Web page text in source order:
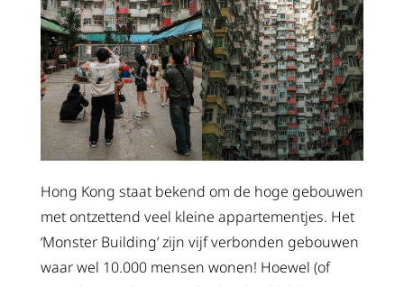
Hong Kong staat bekend om de hoge gebouwen
met ontzettend veel kleine appartementjes. Het
‘Monster Building’ zijn vijf verbonden gebouwen
waar wel 10.000 mensen wonen! Hoewel (of